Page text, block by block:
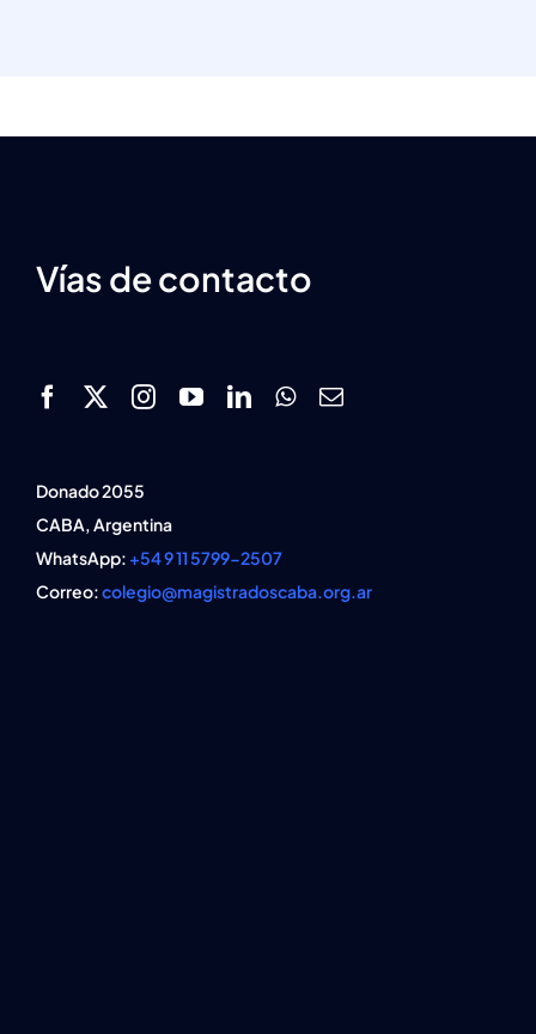
Vías de contacto
Donado 2055
CABA, Argentina
WhatsApp: +54 9 11 5799-2507
Correo:colegio@magistradoscaba.org.ar